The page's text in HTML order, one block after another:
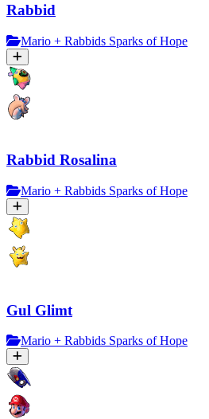
Rabbid
Mario + Rabbids Sparks of Hope
Rabbid Rosalina
Mario + Rabbids Sparks of Hope
Gul Glimt
Mario + Rabbids Sparks of Hope